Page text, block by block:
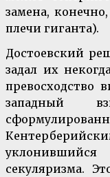
замена,
плечи гиганта).
Достоевский
задал их
превосходство
западный
секуляризма.